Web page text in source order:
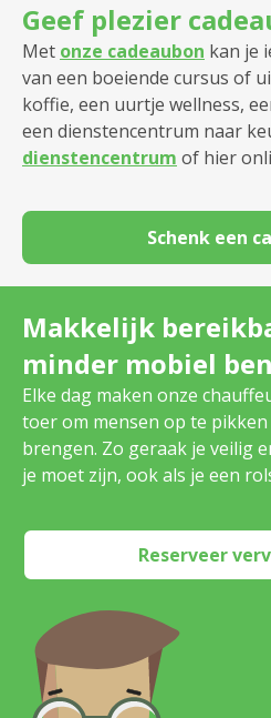
Geef plezier
Met onze cadeaubon kan je
van een boeiende cursus of
koffie, een uurtje wellness,
een dienstencentrum naar
dienstencentrum of hier
Schenk een
Makkelijk
minder mobiel
Elke dag maken onze
toer om mensen op te
brengen. Zo geraak je veilig
je moet zijn, ook als je een
Reserveer